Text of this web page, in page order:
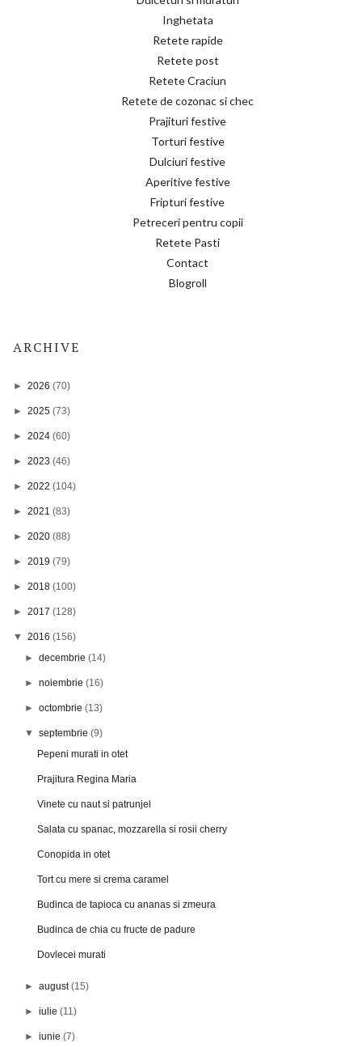
Inghetata
Retete rapide
Retete post
Retete Craciun
Retete de cozonac si chec
Prajituri festive
Torturi festive
Dulciuri festive
Aperitive festive
Fripturi festive
Petreceri pentru copii
Retete Pasti
Contact
Blogroll
ARCHIVE
► 2026 (70)
► 2025 (73)
► 2024 (60)
► 2023 (46)
► 2022 (104)
► 2021 (83)
► 2020 (88)
► 2019 (79)
► 2018 (100)
► 2017 (128)
▼ 2016 (156)
►decembrie(14)
►noiembrie(16)
►octombrie(13)
▼septembrie(9)
Pepeni murati in otet
Prajitura Regina Maria
Vinete cu naut si patrunjel
Salata cu spanac, mozzarella si rosii cherry
Conopida in otet
Tort cu mere si crema caramel
Budinca de tapioca cu ananas si zmeura
Budinca de chia cu fructe de padure
Dovlecei murati
►august(15)
►iulie(11)
►iunie(7)